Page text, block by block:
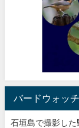
バードウォッ
石垣島で撮影した